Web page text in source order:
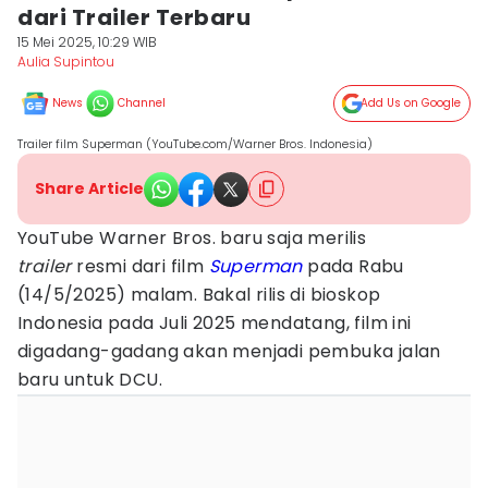
dari Trailer Terbaru
15 Mei 2025, 10:29 WIB
Aulia Supintou
News Channel Add Us on Google
Trailer film Superman (YouTube.com/Warner Bros. Indonesia)
Share Article
YouTube Warner Bros. baru saja merilis
trailerresmi dari film Superman pada Rabu
(14/5/2025) malam. Bakal rilis di bioskop
Indonesia pada Juli 2025 mendatang, film ini
digadang-gadang akan menjadi pembuka jalan
baru untuk DCU.